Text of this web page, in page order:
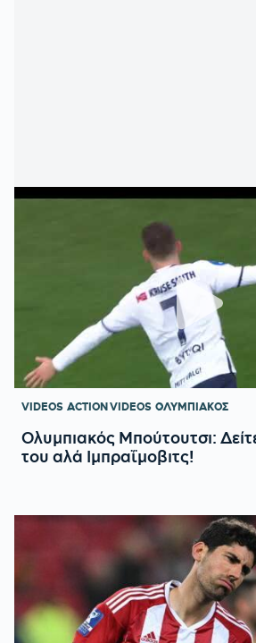
VIDEOS ACTION VIDEOS ΟΛΥΜΠΙΑΚΟΣ
Ολυμπιακός Μπούτουτσι:
του αλά Ιμπραΐμοβιτς!